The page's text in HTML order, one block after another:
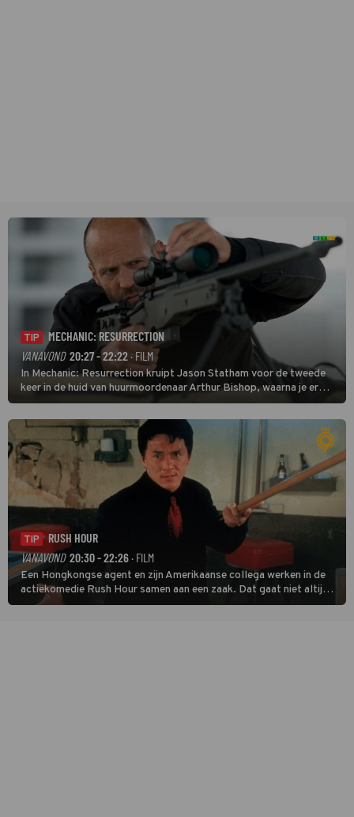
TIP
MECHANIC: RESURRECTION
VANAVOND 20:27 - 22:22· FILM
In Mechanic: Resurrection kruipt Jason Statham voor de tweede
keer in de huid van huurmoordenaar Arthur Bishop, waarna je er
donder op kunt zeggen dat er van Bishops geplande pensioen niet
veel terechtkomt.
TIP
RUSH HOUR
VANAVOND 20:30 - 22:26 · FILM
Een Hongkongse agent en zijn Amerikaanse collega werken in de
actiekomedie Rush Hour samen aan een zaak. Dat gaat niet altijd
van een leien dakje.